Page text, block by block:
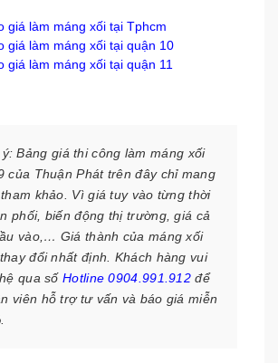
giá làm máng xối tại Tphcm
giá làm máng xối tại quận 10
giá làm máng xối tại quận 11
: Bảng giá thi công làm máng xối
của Thuận Phát trên đây chỉ mang
khảo. Vì giá tuy vào từng thời
phối, biến động thị trường, giá cả
vào,… Giá thành của máng xối
đổi nhất định. Khách hàng vui
qua sốHotline 0904.991.912 để
viên hỗ trợ tư vấn và báo giá miễn